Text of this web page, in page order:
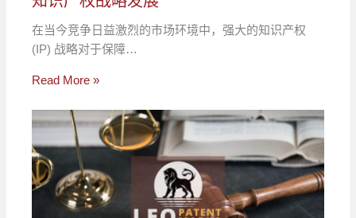
在当今竞争日益激烈的市场环境中，强大的知识产权
(IP) 战略对于保障…
Read More »